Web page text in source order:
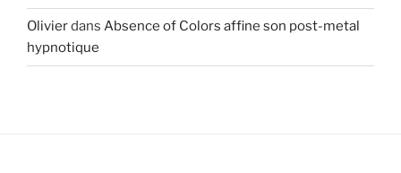
Olivierdans Absence of Colors affine son post-metal
hypnotique